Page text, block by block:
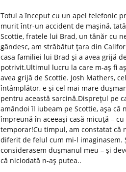
Totul a început cu un apel telefonic
murit într-un accident de mașină,
Scottie, fratele lui Brad, un tânăr cu
gândesc, am străbătut țara din
casa familiei lui Brad și a avea grijă
potrivit.Ultimul lucru la care m-aș fi
avea grijă de Scottie. Josh Mathers,
întâmplător, e și cel mai mare
pentru această sarcină.Disprețul pe
amândoi îl iubeam pe Scottie, așa
împreună în aceeași casă micuță –
temporar!Cu timpul, am constatat că
diferit de felul cum mi-l imaginasem.
considerasem dușmanul meu – și
că niciodată n-aș putea..